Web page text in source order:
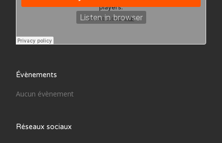
Évènements
Aucun évènement
Réseaux sociaux